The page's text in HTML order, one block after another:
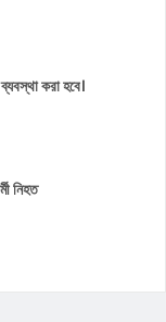
করা হবে।
নিহত